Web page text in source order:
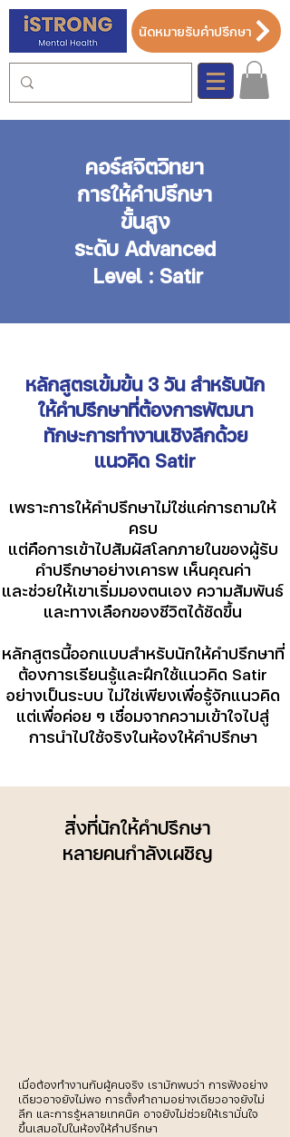
นัดหมายรับคำปรึกษา
คอร์สจิตวิทยา
การให้คำปรึกษา
ขั้นสูง
ระดับ Advanced
Level : Satir
หลักสูตรเข้มข้น 3 วัน สำหรับนัก
ให้คำปรึกษาที่ต้องการพัฒนา
ทักษะการทำงานเชิงลึกด้วย
แนวคิด Satir
เพราะการให้คำปรึกษาไม่ใช่แค่การถามให้
ครบ
แต่คือการเข้าไปสัมผัสโลกภายในของผู้รับ
คำปรึกษาอย่างเคารพ เห็นคุณค่า
และช่วยให้เขาเริ่มมองตนเอง ความสัมพันธ์
และทางเลือกของชีวิตได้ชัดขึ้น
หลักสูตรนี้ออกแบบสำหรับนักให้คำปรึกษาที่
ต้องการเรียนรู้และฝึกใช้แนวคิด Satir
อย่างเป็นระบบ ไม่ใช่เพียงเพื่อรู้จักแนวคิด
แต่เพื่อค่อย ๆ เชื่อมจากความเข้าใจไปสู่
การนำไปใช้จริงในห้องให้คำปรึกษา
สิ่งที่นักให้คำปรึกษา
หลายคนกำลังเผชิญ
เมื่อต้องทำงานกับผู้คนจริง เรามักพบว่า การฟังอย่าง
เดียวอาจยังไม่พอ การตั้งคำถามอย่างเดียวอาจยังไม่
ลึก และการรู้หลายเทคนิค อาจยังไม่ช่วยให้เรามั่นใจ
ขึ้นเสมอไปในห้องให้คำปรึกษา